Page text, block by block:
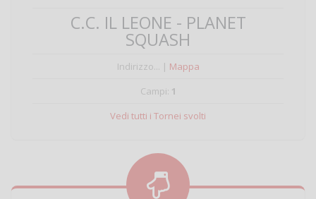
C.C. IL LEONE - PLANET
SQUASH
Indirizzo... | Mappa
Campi: 1
Vedi tutti i Tornei svolti